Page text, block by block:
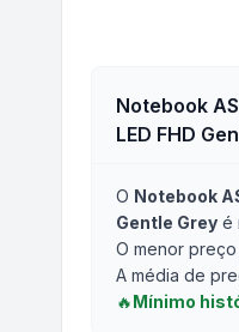
Notebook
LED FHD
O Notebook
Gentle Grey é
O menor
A média de
🔥Mínimo